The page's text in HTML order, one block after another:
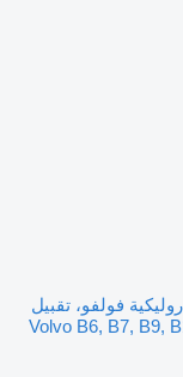
فولفو، تقبيل